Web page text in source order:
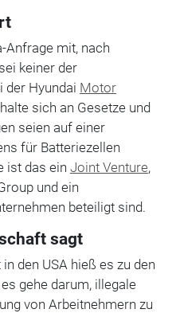
Anfrage mit, nach
keiner der
der Hyundai Motor
sich an Gesetze und
seien auf einer
für Batteriezellen
ist das ein Joint Venture,
und ein
beteiligt sind.
sagt
den USA hieß es zu den
gehe darum, illegale
von Arbeitnehmern zu